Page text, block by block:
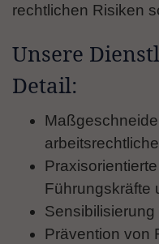
rechtlichen Risiken
Unsere
Detail:
Führungskräfte
Prävention von